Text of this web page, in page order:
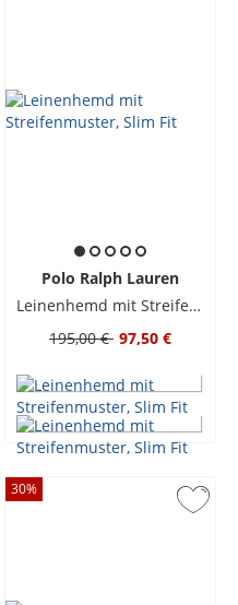
Polo Ralph Lauren
Leinenhemd mit Streifenmuster, Slim Fit
195,00 € 97,50 €
30%